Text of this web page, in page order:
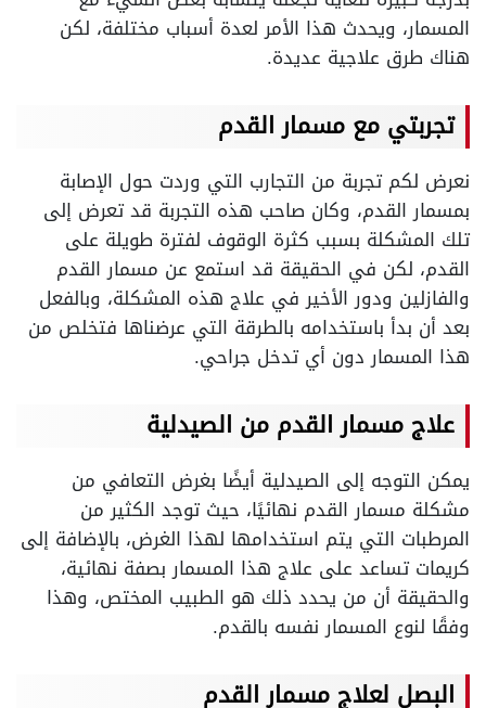
المسمار، ويحدث هذا الأمر لعدة أسباب مختلفة، لكن
هناك طرق علاجية عديدة.
تجربتي مع مسمار القدم
نعرض لكم تجربة من التجارب التي وردت حول الإصابة
بمسمار القدم، وكان صاحب هذه التجربة قد تعرض إلى
تلك المشكلة بسبب كثرة الوقوف لفترة طويلة على
القدم، لكن في الحقيقة قد استمع عن مسمار القدم
والفازلين ودور الأخير في علاج هذه المشكلة، وبالفعل
بعد أن بدأ باستخدامه بالطرقة التي عرضناها فتخلص من
هذا المسمار دون أي تدخل جراحي.
علاج مسمار القدم من الصيدلية
يمكن التوجه إلى الصيدلية أيضًا بغرض التعافي من
مشكلة مسمار القدم نهائيًا، حيث توجد الكثير من
المرطبات التي يتم استخدامها لهذا الغرض، بالإضافة إلى
كريمات تساعد على علاج هذا المسمار بصفة نهائية،
والحقيقة أن من يحدد ذلك هو الطبيب المختص، وهذا
وفقًا لنوع المسمار نفسه بالقدم.
البصل لعلاج مسمار القدم